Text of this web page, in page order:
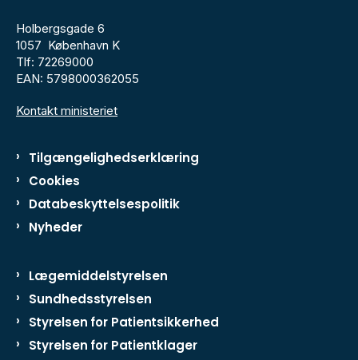
Holbergsgade 6
1057 København K
Tlf: 72269000
EAN: 5798000362055
Kontakt ministeriet
Tilgængelighedserklæring
Cookies
Databeskyttelsespolitik
Nyheder
Lægemiddelstyrelsen
Sundhedsstyrelsen
Styrelsen for Patientsikkerhed
Styrelsen for Patientklager